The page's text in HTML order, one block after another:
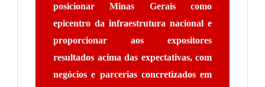
posicionar Minas Gerais como
epicentro da infraestrutura nacional e
proporcionar aos expositores
resultados acima das expectativas, com
negócios e parcerias concretizados em